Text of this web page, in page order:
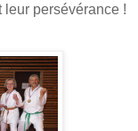
leur persévérance !